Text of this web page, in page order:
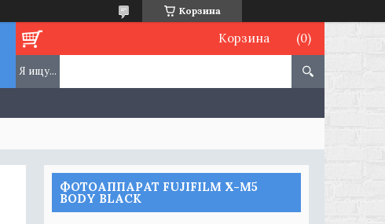
Корзина
Корзина
ФОТОАППАРАТ FUJIFILM X-M5
BODY BLACK